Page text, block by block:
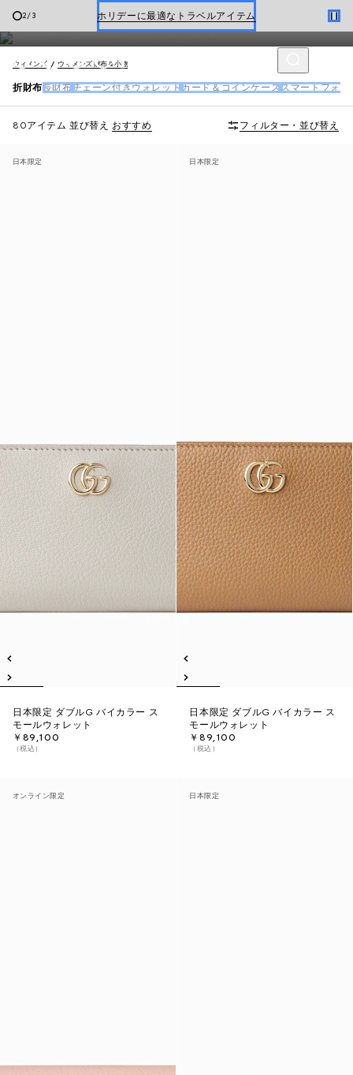
3/3 Gucci x 安藤七宝店
新着 ウィメンズ ハンドバッグ
折財布
ウィメンズ ウィメンズ 財布＆小物
折財布 長財布 チェーン付きウォレット カード＆コインケース スマートフォ
80アイテム 並び替え おすすめ フィルター・並び替え
日本限定
日本限定 ダブルG バイカラー ス
モールウォレット
￥89,100
（税込）
日本限定
日本限定 ダブルG バイカラー ス
モールウォレット
￥89,100
（税込）
オンライン限定 日本限定